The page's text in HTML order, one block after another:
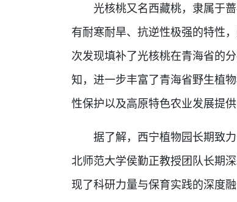
光核桃又名西藏桃，隶属于蔷
有耐寒耐旱、抗逆性极强的特性
次发现填补了光核桃在青海省的
知，进一步丰富了青海省野生植
性保护以及高原特色农业发展提供
据了解，西宁植物园长期致力
北师范大学侯勤正教授团队长期
现了科研力量与保育实践的深度融